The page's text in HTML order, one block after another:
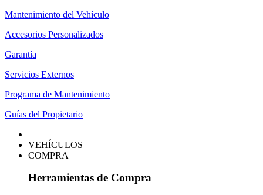
Mantenimiento del Vehículo
Accesorios Personalizados
Garantía
Servicios Externos
Programa de Mantenimiento
Guías del Propietario
VEHÍCULOS
COMPRA
Herramientas de Compra